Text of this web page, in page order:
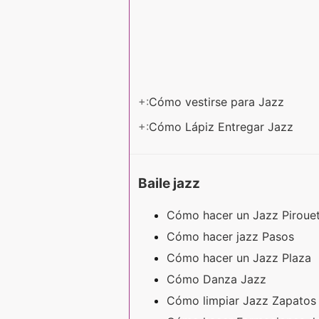
+:Cómo vestirse para Jazz
+:Cómo Lápiz Entregar Jazz
Baile jazz
Cómo hacer un Jazz
Cómo hacer jazz Pasos
Cómo hacer un Jazz Plaza
Cómo Danza Jazz
Cómo limpiar Jazz Zapatos